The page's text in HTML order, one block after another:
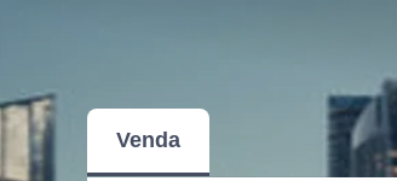
Venda